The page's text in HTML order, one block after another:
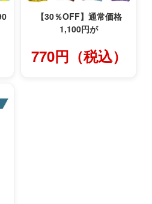
【30％OFF】通常価格
1,100円が
770円（税込）